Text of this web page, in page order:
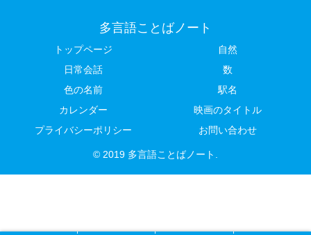
多言語ことばノート
トップページ
自然
日常会話
数
色の名前
駅名
カレンダー
映画のタイトル
プライバシーポリシー
お問い合わせ
© 2019 多言語ことばノート.